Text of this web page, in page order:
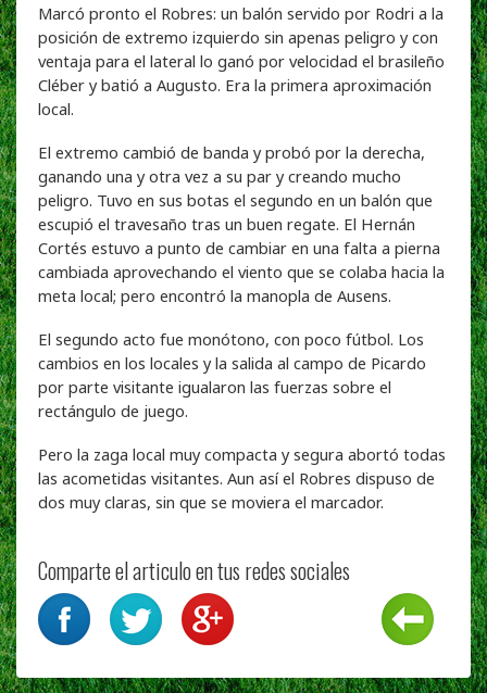
Marcó pronto el Robres: un balón servido por Rodri a la
posición de extremo izquierdo sin apenas peligro y con
ventaja para el lateral lo ganó por velocidad el brasileño
Cléber y batió a Augusto. Era la primera aproximación
local.
El extremo cambió de banda y probó por la derecha,
ganando una y otra vez a su par y creando mucho
peligro. Tuvo en sus botas el segundo en un balón que
escupió el travesaño tras un buen regate. El Hernán
Cortés estuvo a punto de cambiar en una falta a pierna
cambiada aprovechando el viento que se colaba hacia la
meta local; pero encontró la manopla de Ausens.
El segundo acto fue monótono, con poco fútbol. Los
cambios en los locales y la salida al campo de Picardo
por parte visitante igualaron las fuerzas sobre el
rectángulo de juego.
Pero la zaga local muy compacta y segura abortó todas
las acometidas visitantes. Aun así el Robres dispuso de
dos muy claras, sin que se moviera el marcador.
Comparte el articulo en tus redes sociales